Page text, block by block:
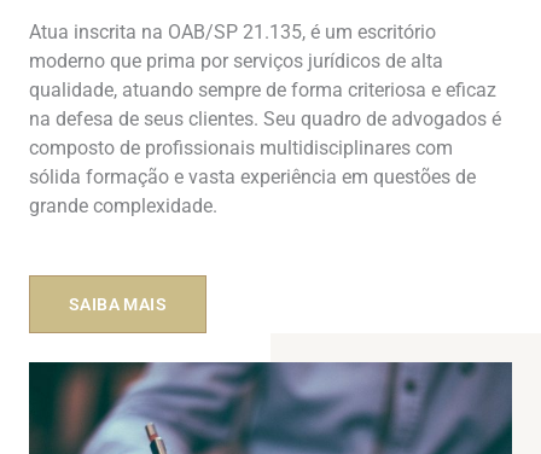
Atua inscrita na OAB/SP 21.135, é um escritório
moderno que prima por serviços jurídicos de alta
qualidade, atuando sempre de forma criteriosa e eficaz
na defesa de seus clientes. Seu quadro de advogados é
composto de profissionais multidisciplinares com
sólida formação e vasta experiência em questões de
grande complexidade.
SAIBA MAIS